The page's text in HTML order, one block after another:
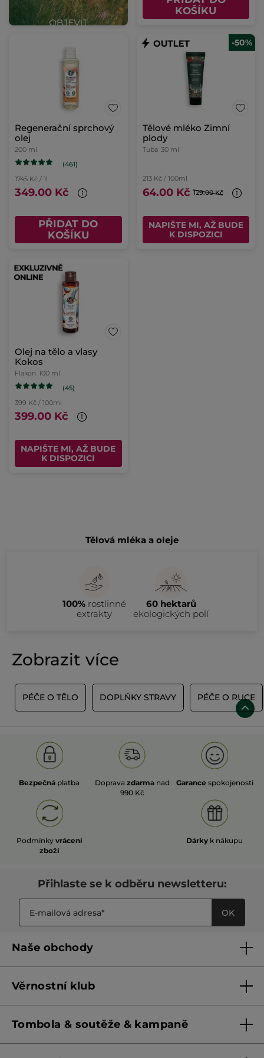
KOŠÍKU
Regenerační sprchový
olej
200 ml
(461)
1745 Kč / 1l
349.00 Kč
PŘIDAT DO
KOŠÍKU
-50%
Tělové mléko Zimní
plody
Tuba 30 ml
213 Kč / 100ml
64.00 Kč 129.00 Kč
NAPIŠTE MI, AŽ BUDE
K DISPOZICI
Olej na tělo a vlasy
Kokos
Flakon 100 ml
(45)
399 Kč / 100ml
399.00 Kč
NAPIŠTE MI, AŽ BUDE
K DISPOZICI
Tělová mléka a oleje
100% rostlinné
extrakty
60 hektarů
ekologických polí
Zobrazit více
PÉČE O TĚLO DOPLŇKY STRAVY PÉČE O RUCE
Bezpečná platba Doprava zdarma nad
990 Kč
Garance spokojenosti
Podmínky vrácení
zboží
Dárky k nákupu
Přihlaste se k odběru newsletteru:
OK
Naše obchody
Franšízing
Věrnostní klub
Pravidla věrnostního klubu od 1. 6. 2026
Tombola & soutěže & kampaně